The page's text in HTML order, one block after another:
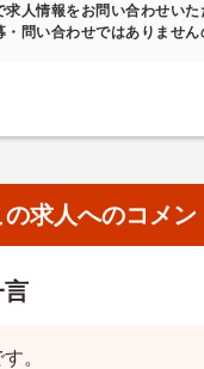
求人情報をお問い合わせいた
問い合わせではありません
の求人へのコメン
言
。